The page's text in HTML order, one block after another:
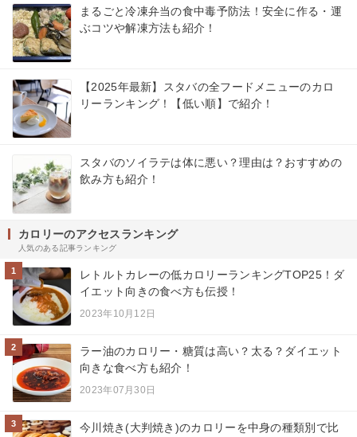
まるごと冷凍弁当の食中毒予防法！安全に作る・運
ぶコツや解凍方法も紹介！
【2025年最新】スタバの全フードメニューのカロ
リーランキング！【低い順】で紹介！
スタバのソイラテは体に悪い？理由は？おすすめの
飲み方も紹介！
カロリーのアクセスランキング
人気のある記事ランキング
1
レトルトカレーの低カロリーランキングTOP25！ダ
イエット向きの食べ方も伝授！
2023年10月12日
2
ラー油のカロリー・糖質は高い？太る？ダイエット
向きな食べ方も紹介！
2023年07月30日
3
今川焼き(大判焼き)のカロリーを中身の種類別で比